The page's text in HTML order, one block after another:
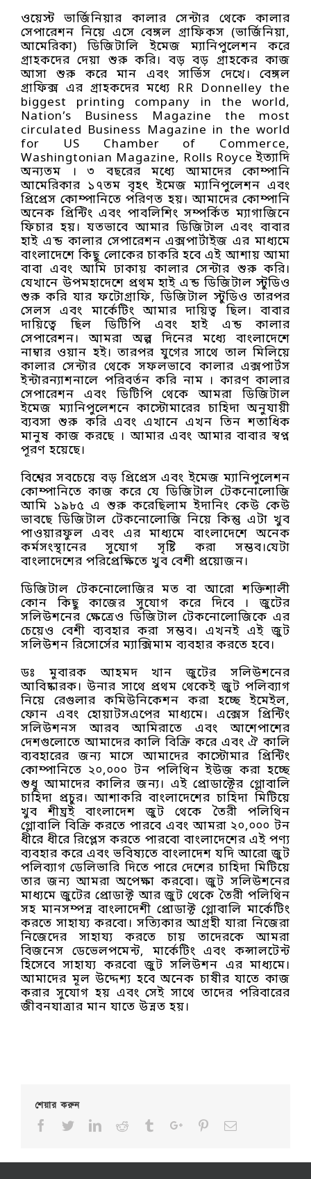
ওয়েস্ট ভার্জিনিয়ার কালার সেন্টার থেকে কালার
সেপারেশন নিয়ে এসে বেঙ্গল গ্রাফিকস (ভার্জিনিয়া,
আমেরিকা) ডিজিটালি ইমেজ ম্যানিপুলেশন করে
গ্রাহকদের দেয়া শুরু করি। বড় বড় গ্রাহকের কাজ
আসা শুরু করে মান এবং সার্ভিস দেখে। বেঙ্গল
গ্রাফিক্স এর গ্রাহকদের মধ্যে RR Donnelley the
biggest printing company in the world,
Nation’s Business Magazine the most
circulated Business Magazine in the world
for US Chamber of Commerce,
Washingtonian Magazine, Rolls Royce ইত্যাদি
অন্যতম । ৩ বছরের মধ্যে আমাদের কোম্পানি
আমেরিকার ১৭তম বৃহৎ ইমেজ ম্যানিপুলেশন এবং
প্রিপ্রেস কোম্পানিতে পরিণত হয়। আমাদের কোম্পানি
অনেক প্রিন্টিং এবং পাবলিশিং সম্পর্কিত ম্যাগাজিনে
ফিচার হয়। যতভাবে আমার ডিজিটাল এবং বাবার
হাই এন্ড কালার সেপারেশন এক্সপার্টাইজ এর মাধ্যমে
বাংলাদেশে কিছু লোকের চাকরি হবে এই আশায় আমা
বাবা এবং আমি ঢাকায় কালার সেন্টার শুরু করি।
যেখানে উপমহাদেশে প্রথম হাই এন্ড ডিজিটাল স্টুডিও
শুরু করি যার ফটোগ্রাফি, ডিজিটাল স্টুডিও তারপর
সেলস এবং মার্কেটিং আমার দায়িত্ব ছিল। বাবার
দায়িত্বে ছিল ডিটিপি এবং হাই এন্ড কালার
সেপারেশন। আমরা অল্প দিনের মধ্যে বাংলাদেশে
নাম্বার ওয়ান হই। তারপর যুগের সাথে তাল মিলিয়ে
কালার সেন্টার থেকে সফলভাবে কালার এক্সপার্টস
ইন্টারন্যাশনালে পরিবর্তন করি নাম । কারণ কালার
সেপারেশন এবং ডিটিপি থেকে আমরা ডিজিটাল
ইমেজ ম্যানিপুলেশনে কাস্টোমারের চাহিদা অনুযায়ী
ব্যবসা শুরু করি এবং এখানে এখন তিন শতাধিক
মানুষ কাজ করছে । আমার এবং আমার বাবার স্বপ্ন
পূরণ হয়েছে।
বিশ্বের সবচেয়ে বড় প্রিপ্রেস এবং ইমেজ ম্যানিপুলেশন
কোম্পানিতে কাজ করে যে ডিজিটাল টেকনোলোজি
আমি ১৯৮৫ এ শুরু করেছিলাম ইদানিং কেউ কেউ
ভাবছে ডিজিটাল টেকনোলোজি নিয়ে কিন্তু এটা খুব
পাওয়ারফুল এবং এর মাধ্যমে বাংলাদেশে অনেক
কর্মসংস্থানের সুযোগ সৃষ্টি করা সম্ভব।যেটা
বাংলাদেশের পরিপ্রেক্ষিতে খুব বেশী প্রয়োজন।
ডিজিটাল টেকনোলোজির মত বা আরো শক্তিশালী
কোন কিছু কাজের সুযোগ করে দিবে । জুটের
সলিউশনের ক্ষেত্রেও ডিজিটাল টেকনোলোজিকে এর
চেয়েও বেশী ব্যবহার করা সম্ভব। এখনই এই জুট
সলিউশন রিসোর্সের ম্যাক্সিমাম ব্যবহার করতে হবে।
ডঃ মুবারক আহমদ খান জুটের সলিউশনের
আবিষ্কারক। উনার সাথে প্রথম থেকেই জুট পলিব্যাগ
নিয়ে রেগুলার কমিউনিকেশন করা হচ্ছে ইমেইল,
ফোন এবং হোয়াটসএপের মাধ্যমে। এক্সেস প্রিন্টিং
সলিউশনস আরব আমিরাতে এবং আশেপাশের
দেশগুলোতে আমাদের কালি বিক্রি করে এবং ঐ কালি
ব্যবহারের জন্য মাসে আমাদের কাস্টোমার প্রিন্টিং
কোম্পানিতে ২০,০০০ টন পলিথিন ইউজ করা হচ্ছে
শুধু আমাদের কালির জন্য। এই প্রোডাক্টের গ্লোবালি
চাহিদা প্রচুর। আশাকরি বাংলাদেশের চাহিদা মিটিয়ে
খুব শীঘ্রই বাংলাদেশ জুট থেকে তৈরী পলিথিন
গ্লোবালি বিক্রি করতে পারবে এবং আমরা ২০,০০০ টন
ধীরে ধীরে রিপ্লেস করতে পারবো বাংলাদেশের এই পণ্য
ব্যবহার করে এবং ভবিষ্যতে বাংলাদেশ যদি আরো জুট
পলিব্যাগ ডেলিভারি দিতে পারে দেশের চাহিদা মিটিয়ে
তার জন্য আমরা অপেক্ষা করবো। জুট সলিউশনের
মাধ্যমে জুটের প্রোডাক্ট আর জুট থেকে তৈরী পলিথিন
সহ মানসম্পন্ন বাংলাদেশী প্রোডাক্ট গ্লোবালি মার্কেটিং
করতে সাহায্য করবো। সত্যিকার আগ্রহী যারা নিজেরা
নিজেদের সাহায্য করতে চায় তাদেরকে আমরা
বিজনেস ডেভেলপমেন্ট, মার্কেটিং এবং কন্সালটেন্ট
হিসেবে সাহায্য করবো জুট সলিউশন এর মাধ্যমে।
আমাদের মূল উদ্দেশ্য হবে অনেক চাষীর যাতে কাজ
করার সুযোগ হয় এবং সেই সাথে তাদের পরিবারের
জীবনযাত্রার মান যাতে উন্নত হয়।
শেয়ার করুন
FacebookTwitterLinkedinRedditTumblrGoogle+Pinterest